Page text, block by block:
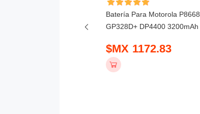
Batería Para Motorola P8668
GP328D+ DP4400 3200mAh
$MX 1172.83